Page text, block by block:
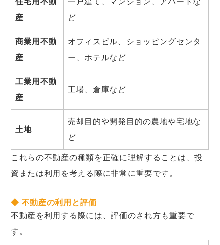
住宅用不動
産
一戸建て、マンション、アパートな
ど
商業用不動
産
オフィスビル、ショッピングセンタ
ー、ホテルなど
工業用不動
産
工場、倉庫など
土地
売却目的や開発目的の農地や宅地な
ど
これらの不動産の種類を正確に理解することは、投
資または利用を考える際に非常に重要です。
◆ 不動産の利用と評価
不動産を利用する際には、評価のされ方も重要で
す。